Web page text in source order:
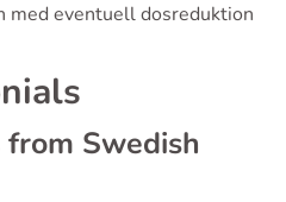
med eventuell dosreduktion
Swedish